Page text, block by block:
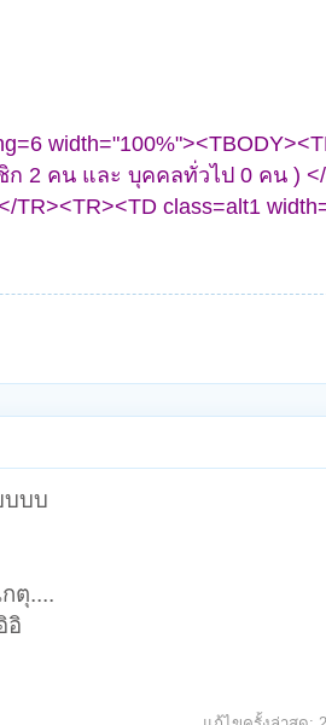
2 คน และ บุคคลทั่วไป 0 คน )
TR><TR><TD class=alt1
บบ
ตุ....
อิ